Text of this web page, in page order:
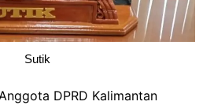
Sutik
DPRD Kalimantan